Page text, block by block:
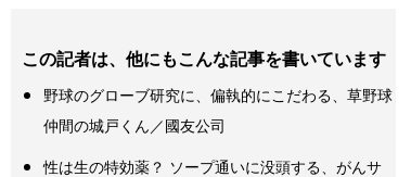
この記者は、他にもこんな記事を書いています
野球のグローブ研究に、偏執的にこだわる、草野球
仲間の城戸くん／國友公司
性は生の特効薬？ ソープ通いに没頭する、がんサ